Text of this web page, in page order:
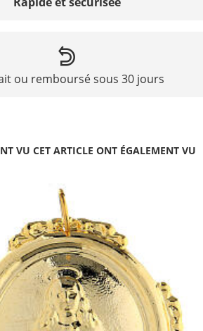
ou remboursé sous 30 jours
VU CET ARTICLE ONT ÉGALEMENT VU